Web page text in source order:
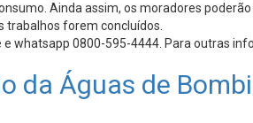
Ainda assim, os moradores
forem concluídos.
whatsapp 0800-595-4444. Para outras
da Águas de